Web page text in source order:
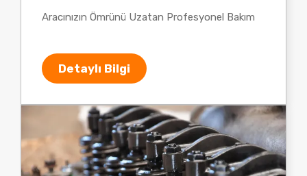
Aracınızın Ömrünü Uzatan Profesyonel Bakım
Detaylı Bilgi